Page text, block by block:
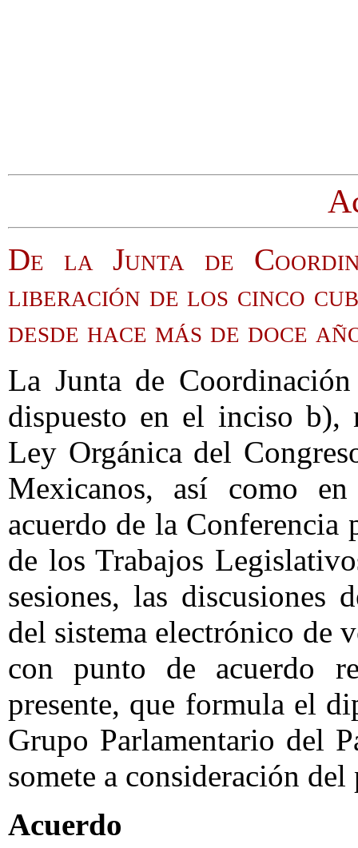
De la Junta de
liberación de los cinco
desde hace más de doce
La Junta de
dispuesto en el inciso
Ley Orgánica del
Mexicanos, así como
acuerdo de la
de los Trabajos
sesiones, las discusiones
del sistema electrónico de
con punto de acuerdo
presente, que formula el
Grupo Parlamentario del
somete a consideración
Acuerdo